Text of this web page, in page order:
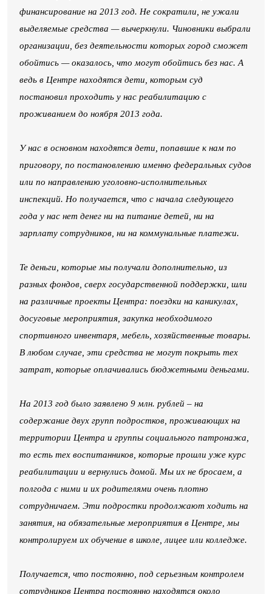
финансирование на 2013 год. Не сократили, не ужали
выделяемые средства — вычеркнули. Чиновники выбрали
организации, без деятельности которых город сможет
обойтись — оказалось, что могут обойтись без нас. А
ведь в Центре находятся дети, которым суд
постановил проходить у нас реабилитацию с
проживанием до ноября 2013 года.
У нас в основном находятся дети, попавшие к нам по
приговору, по постановлению именно федеральных судов
или по направлению уголовно-исполнительных
инспекций. Но получается, что с начала следующего
года у нас нет денег ни на питание детей, ни на
зарплату сотрудников, ни на коммунальные платежи.
Те деньги, которые мы получали дополнительно, из
разных фондов, сверх государственной поддержки, шли
на различные проекты Центра: поездки на каникулах,
досуговые мероприятия, закупка необходимого
спортивного инвентаря, мебель, хозяйственные товары.
В любом случае, эти средства не могут покрыть тех
затрат, которые оплачивались бюджетными деньгами.
На 2013 год было заявлено 9 млн. рублей – на
содержание двух групп подростков, проживающих на
территории Центра и группы социального патронажа,
то есть тех воспитанников, которые прошли уже курс
реабилитации и вернулись домой. Мы их не бросаем, а
полгода с ними и их родителями очень плотно
сотрудничаем. Эти подростки продолжают ходить на
занятия, на обязательные мероприятия в Центре, мы
контролируем их обучение в школе, лицее или колледже.
Получается, что постоянно, под серьезным контролем
сотрудников Центра постоянно находятся около